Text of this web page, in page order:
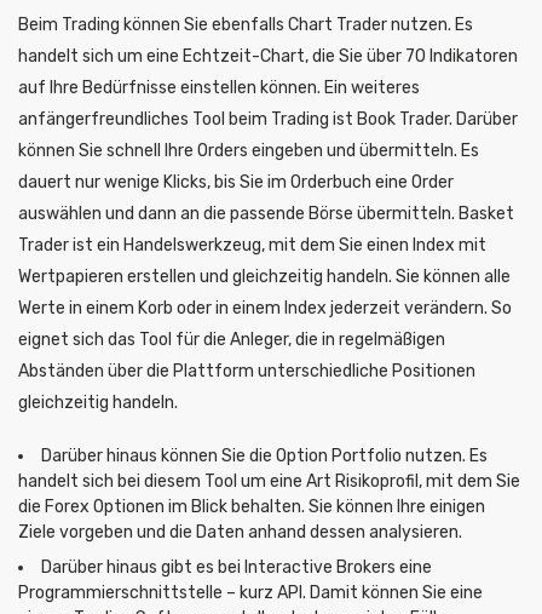
Beim Trading können Sie ebenfalls Chart Trader nutzen. Es
handelt sich um eine Echtzeit-Chart, die Sie über 70 Indikatoren
auf Ihre Bedürfnisse einstellen können. Ein weiteres
anfängerfreundliches Tool beim Trading ist Book Trader. Darüber
können Sie schnell Ihre Orders eingeben und übermitteln. Es
dauert nur wenige Klicks, bis Sie im Orderbuch eine Order
auswählen und dann an die passende Börse übermitteln. Basket
Trader ist ein Handelswerkzeug, mit dem Sie einen Index mit
Wertpapieren erstellen und gleichzeitig handeln. Sie können alle
Werte in einem Korb oder in einem Index jederzeit verändern. So
eignet sich das Tool für die Anleger, die in regelmäßigen
Abständen über die Plattform unterschiedliche Positionen
gleichzeitig handeln.
Darüber hinaus können Sie die Option Portfolio nutzen. Es
handelt sich bei diesem Tool um eine Art Risikoprofil, mit dem Sie
die Forex Optionen im Blick behalten. Sie können Ihre einigen
Ziele vorgeben und die Daten anhand dessen analysieren.
Darüber hinaus gibt es bei Interactive Brokers eine
Programmierschnittstelle – kurz API. Damit können Sie eine